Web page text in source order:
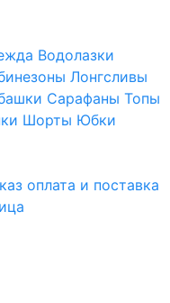
Водолазки
Лонгсливы
Сарафаны Топы
Шорты Юбки
оплата и поставка